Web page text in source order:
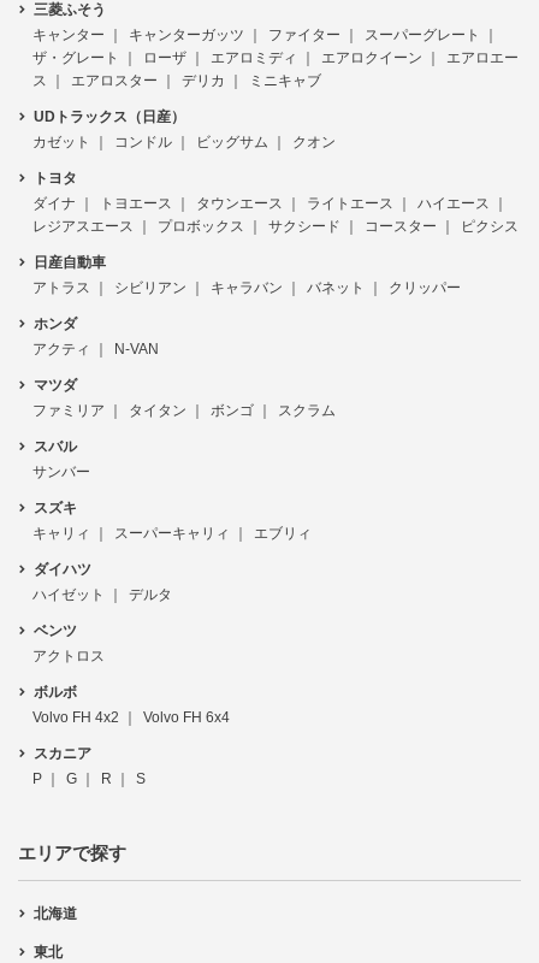
三菱ふそう
キャンター
キャンターガッツ ファイター
スーパーグレート
ザ・グレート
ローザ エアロミディ エアロクイーン
エアロエー
ス
エアロスター デリカ ミニキャブ
UDトラックス（日産）
カゼット
コンドル ビッグサム クオン
トヨタ
ダイナ
トヨエース タウンエース ライトエース
ハイエース
レジアスエース
プロボックス サクシード コースター ピクシス
日産自動車
アトラス
シビリアン キャラバン バネット クリッパー
ホンダ
アクティ
N-VAN
マツダ
ファミリア
タイタン ボンゴ スクラム
スバル
サンバー
スズキ
キャリィ
スーパーキャリィ エブリィ
ダイハツ
ハイゼット
デルタ
ベンツ
アクトロス
ボルボ
Volvo FH 4x2
Volvo FH 6x4
スカニア
P
G R S
エリアで探す
北海道
東北